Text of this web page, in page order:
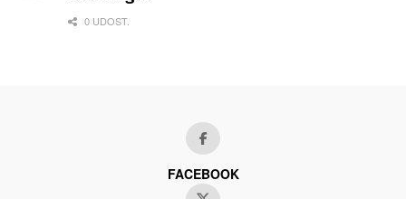
0 UDOST.
FACEBOOK